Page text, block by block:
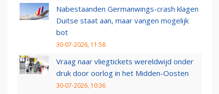
Nabestaanden Germanwings-crash klagen
Duitse staat aan, maar vangen mogelijk
bot
30-07-2026, 11:58
Vraag naar vliegtickets wereldwijd onder
druk door oorlog in het Midden-Oosten
30-07-2026, 10:36